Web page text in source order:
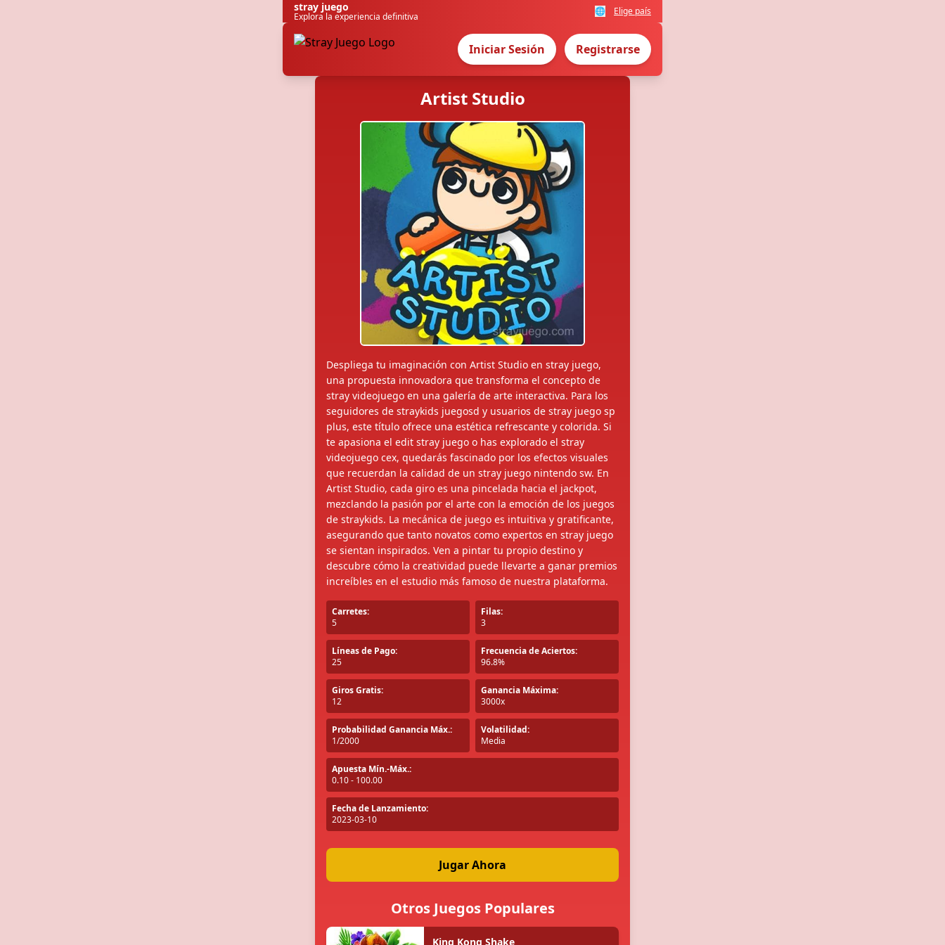
stray juego
Explora la experiencia definitiva 🌐 Elige país
Iniciar Sesión Registrarse
Artist Studio
Despliega tu imaginación con Artist Studio en stray juego,
una propuesta innovadora que transforma el concepto de
stray videojuego en una galería de arte interactiva. Para los
seguidores de straykids juegosd y usuarios de stray juego sp
plus, este título ofrece una estética refrescante y colorida. Si
te apasiona el edit stray juego o has explorado el stray
videojuego cex, quedarás fascinado por los efectos visuales
que recuerdan la calidad de un stray juego nintendo sw. En
Artist Studio, cada giro es una pincelada hacia el jackpot,
mezclando la pasión por el arte con la emoción de los juegos
de straykids. La mecánica de juego es intuitiva y gratificante,
asegurando que tanto novatos como expertos en stray juego
se sientan inspirados. Ven a pintar tu propio destino y
descubre cómo la creatividad puede llevarte a ganar premios
increíbles en el estudio más famoso de nuestra plataforma.
Carretes:
5
Filas:
3
Líneas de Pago:
25
Frecuencia de Aciertos:
96.8%
Giros Gratis:
12
Ganancia Máxima:
3000x
Probabilidad Ganancia Máx.:
1/2000
Volatilidad:
Media
Apuesta Mín.-Máx.:
0.10 - 100.00
Fecha de Lanzamiento:
2023-03-10
Jugar Ahora
Otros Juegos Populares
King Kong Shake